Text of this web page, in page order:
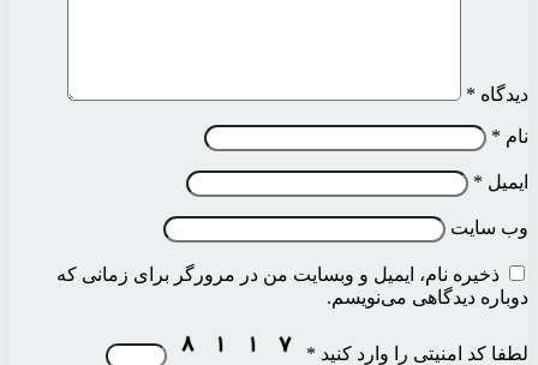
دیدگاه *
نام *
ایمیل *
وب‌ سایت
ذخیره نام، ایمیل و وبسایت من در مرورگر برای زمانی که
دوباره دیدگاهی می‌نویسم.
لطفا کد امنیتی را وارد کنید *